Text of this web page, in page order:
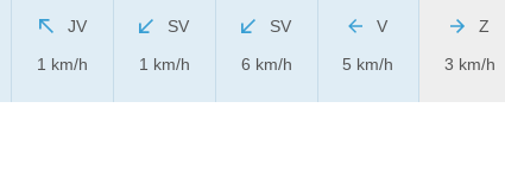
JV
1 km/h
SV
1 km/h
SV
6 km/h
V
5 km/h
Z
3 km/h